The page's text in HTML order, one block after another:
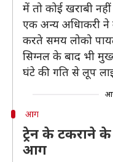
में तो कोई खराबी
एक अन्य अधिाकरी ने
करते समय लोको
सिग्नल के बाद भी
घंटे की गति से लूप
आग
ट्रेन के टकराने
आग